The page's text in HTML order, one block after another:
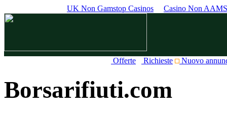
UK Non Gamstop Casinos Casino Non AAMS
Offerte Richieste Nuovo
Borsarifiuti.com